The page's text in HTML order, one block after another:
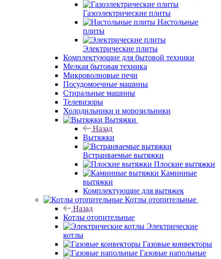
Газоэлектрические плиты
Настольные
плиты
Электрические плиты
Комплектующие для бытовой техники
Мелкая бытовая техника
Микроволновые печи
Посудомоечные машины
Стиральные машины
Телевизоры
Холодильники и морозильники
Вытяжки
Назад
Вытяжки
Встраиваемые вытяжки
Плоские вытяжки
Каминные
вытяжки
Комплектующие для вытяжек
Котлы отопительные
Назад
Котлы отопительные
Электрические
котлы
Газовые конвекторы
Газовые напольные